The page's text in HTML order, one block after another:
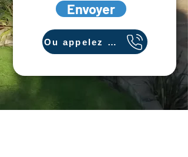
Envoyer
Ou appelez directement en cliquant ici